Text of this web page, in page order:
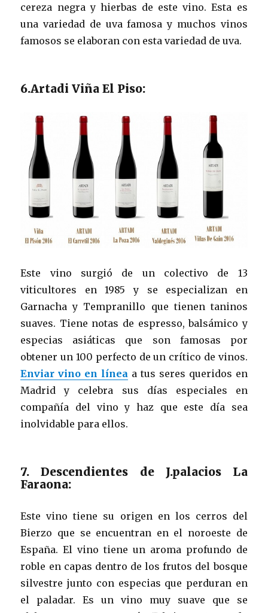
cereza negra y hierbas de este vino. Esta es
una variedad de uva famosa y muchos vinos
famosos se elaboran con esta variedad de uva.
6.Artadi Viña El Piso:
Este vino surgió de un colectivo de 13
viticultores en 1985 y se especializan en
Garnacha y Tempranillo que tienen taninos
suaves. Tiene notas de espresso, balsámico y
especias asiáticas que son famosas por
obtener un 100 perfecto de un crítico de vinos.
Enviar vino en línea a tus seres queridos en
Madrid y celebra sus días especiales en
compañía del vino y haz que este día sea
inolvidable para ellos.
7. Descendientes de J.palacios La
Faraona:
Este vino tiene su origen en los cerros del
Bierzo que se encuentran en el noroeste de
España. El vino tiene un aroma profundo de
roble en capas dentro de los frutos del bosque
silvestre junto con especias que perduran en
el paladar. Es un vino muy suave que se